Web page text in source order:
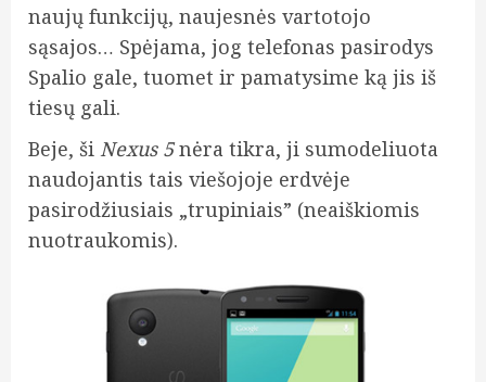
naujų funkcijų, naujesnės vartotojo
sąsajos… Spėjama, jog telefonas pasirodys
Spalio gale, tuomet ir pamatysime ką jis iš
tiesų gali.
Beje, ši Nexus 5nėra tikra, ji sumodeliuota
naudojantis tais viešojoje erdvėje
pasirodžiusiais „trupiniais” (neaiškiomis
nuotraukomis).